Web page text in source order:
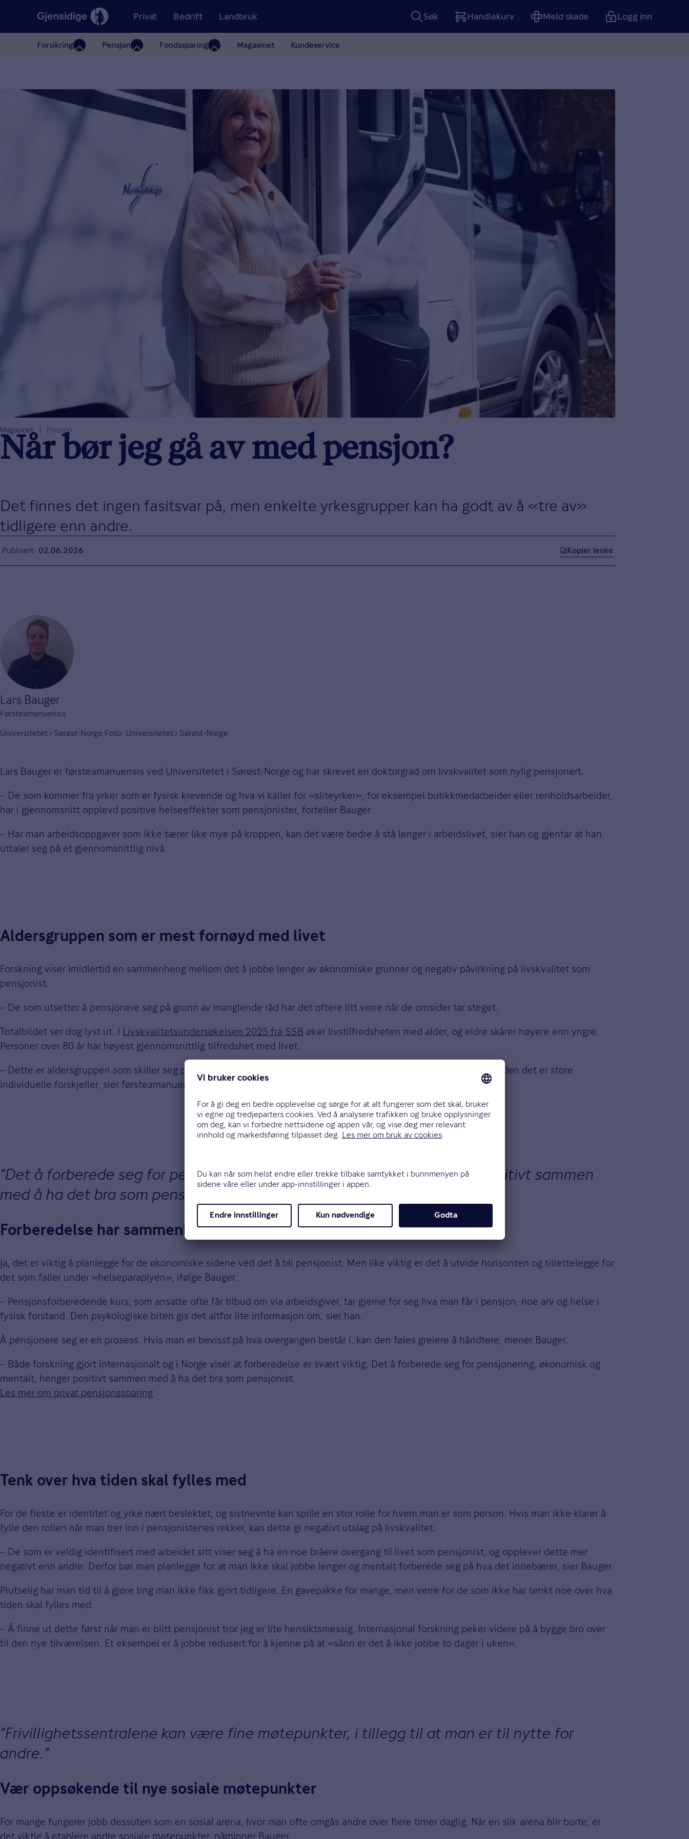
Privat
Forsikring Pensjon Fondssparing Magasinet Kundeservice
Bedrift Landbruk Søk
Handlekurv
Meld skade Logg inn
Magasinet Pensjon
Når bør jeg gå av med pensjon?
Det finnes det ingen fasitsvar på, men enkelte yrkesgrupper kan ha godt av å «tre av»
tidligere enn andre.
Publisert 02.06.2026 Kopier lenke
Lars Bauger
Førsteamanuensis
Universitetet i Sørøst-Norge Foto: Universitetet i Sørøst-Norge
Lars Bauger er førsteamanuensis ved Universitetet i Sørøst-Norge og har skrevet en doktorgrad om livskvalitet som nylig pensjonert.
– De som kommer fra yrker som er fysisk krevende og hva vi kaller for «sliteyrker», for eksempel butikkmedarbeider eller renholdsarbeider,
har i gjennomsnitt opplevd positive helseeffekter som pensjonister, forteller Bauger.
– Har man arbeidsoppgaver som ikke tærer like mye på kroppen, kan det være bedre å stå lenger i arbeidslivet, sier han og gjentar at han
uttaler seg på et gjennomsnittlig nivå.
Aldersgruppen som er mest fornøyd med livet
Forskning viser imidlertid en sammenheng mellom det å jobbe lenger av økonomiske grunner og negativ påvirkning på livskvalitet som
pensjonist.
– De som utsetter å pensjonere seg på grunn av manglende råd har det oftere litt verre når de omsider tar steget.
Totalbildet ser dog lyst ut. I Livskvalitetsundersøkelsen 2025 fra SSB øker livstilfredsheten med alder, og eldre skårer høyere enn yngre.
Personer over 80 år har høyest gjennomsnittlig tilfredshet med livet.
– Dette er aldersgruppen som skiller seg positivt ut i statistikken. Likevel skal man ikke skjære alle over én kam, siden det er store
individuelle forskjeller, sier førsteamanuensisen.
Det å forberede seg for pensjonering, økonomisk og mentalt, henger positivt sammen
med å ha det bra som pensjonist.
Forberedelse har sammenheng med tilfredshet
Ja, det er viktig å planlegge for de økonomiske sidene ved det å bli pensjonist. Men like viktig er det å utvide horisonten og tilrettelegge for
det som faller under «helseparaplyen», ifølge Bauger.
– Pensjonsforberedende kurs, som ansatte ofte får tilbud om via arbeidsgiver, tar gjerne for seg hva man får i pensjon, noe arv og helse i
fysisk forstand. Den psykologiske biten gis det altfor lite informasjon om, sier han.
Å pensjonere seg er en prosess. Hvis man er bevisst på hva overgangen består i, kan den føles greiere å håndtere, mener Bauger.
– Både forskning gjort internasjonalt og i Norge viser at forberedelse er svært viktig. Det å forberede seg for pensjonering, økonomisk og
mentalt, henger positivt sammen med å ha det bra som pensjonist.
Les mer om privat pensjonssparing
Tenk over hva tiden skal fylles med
For de fleste er identitet og yrke nært beslektet, og sistnevnte kan spille en stor rolle for hvem man er som person. Hvis man ikke klarer å
fylle den rollen når man trer inn i pensjonistenes rekker, kan dette gi negativt utslag på livskvalitet.
– De som er veldig identifisert med arbeidet sitt viser seg å ha en noe bråere overgang til livet som pensjonist, og opplever dette mer
negativt enn andre. Derfor bør man planlegge for at man ikke skal jobbe lenger og mentalt forberede seg på hva det innebærer, sier Bauger.
Plutselig har man tid til å gjøre ting man ikke fikk gjort tidligere. En gavepakke for mange, men verre for de som ikke har tenkt noe over hva
tiden skal fylles med.
– Å finne ut dette først når man er blitt pensjonist tror jeg er lite hensiktsmessig. Internasjonal forskning peker videre på å bygge bro over
til den nye tilværelsen. Et eksempel er å jobbe redusert for å kjenne på at «sånn er det å ikke jobbe to dager i uken».
Frivillighetssentralene kan være fine møtepunkter, i tillegg til at man er til nytte for
andre.
Vær oppsøkende til nye sosiale møtepunkter
For mange fungerer jobb dessuten som en sosial arena, hvor man ofte omgås andre over flere timer daglig. Når en slik arena blir borte, er
det viktig å etablere andre sosiale møtepunkter, påminner Bauger.